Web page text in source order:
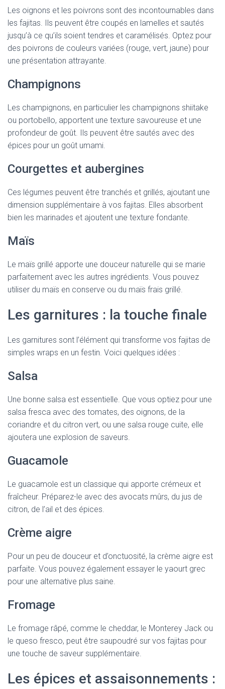
Les oignons et les poivrons sont des incontournables dans
les fajitas. Ils peuvent être coupés en lamelles et sautés
jusqu’à ce qu’ils soient tendres et caramélisés. Optez pour
des poivrons de couleurs variées (rouge, vert, jaune) pour
une présentation attrayante.
Champignons
Les champignons, en particulier les champignons shiitake
ou portobello, apportent une texture savoureuse et une
profondeur de goût. Ils peuvent être sautés avec des
épices pour un goût umami.
Courgettes et aubergines
Ces légumes peuvent être tranchés et grillés, ajoutant une
dimension supplémentaire à vos fajitas. Elles absorbent
bien les marinades et ajoutent une texture fondante.
Maïs
Le maïs grillé apporte une douceur naturelle qui se marie
parfaitement avec les autres ingrédients. Vous pouvez
utiliser du maïs en conserve ou du maïs frais grillé.
Les garnitures : la touche finale
Les garnitures sont l’élément qui transforme vos fajitas de
simples wraps en un festin. Voici quelques idées :
Salsa
Une bonne salsa est essentielle. Que vous optiez pour une
salsa fresca avec des tomates, des oignons, de la
coriandre et du citron vert, ou une salsa rouge cuite, elle
ajoutera une explosion de saveurs.
Guacamole
Le guacamole est un classique qui apporte crémeux et
fraîcheur. Préparez-le avec des avocats mûrs, du jus de
citron, de l’ail et des épices.
Crème aigre
Pour un peu de douceur et d’onctuosité, la crème aigre est
parfaite. Vous pouvez également essayer le yaourt grec
pour une alternative plus saine.
Fromage
Le fromage râpé, comme le cheddar, le Monterey Jack ou
le queso fresco, peut être saupoudré sur vos fajitas pour
une touche de saveur supplémentaire.
Les épices et assaisonnements :